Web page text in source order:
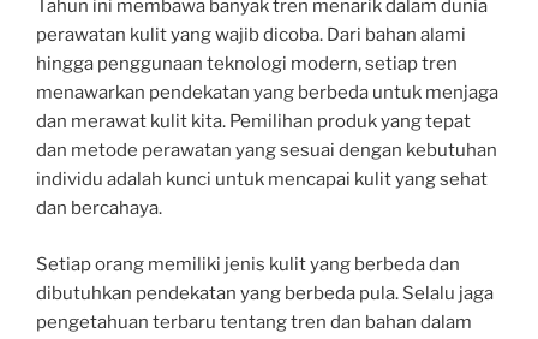
Tahun ini membawa banyak tren menarik dalam dunia
perawatan kulit yang wajib dicoba. Dari bahan alami
hingga penggunaan teknologi modern, setiap tren
menawarkan pendekatan yang berbeda untuk menjaga
dan merawat kulit kita. Pemilihan produk yang tepat
dan metode perawatan yang sesuai dengan kebutuhan
individu adalah kunci untuk mencapai kulit yang sehat
dan bercahaya.
Setiap orang memiliki jenis kulit yang berbeda dan
dibutuhkan pendekatan yang berbeda pula. Selalu jaga
pengetahuan terbaru tentang tren dan bahan dalam